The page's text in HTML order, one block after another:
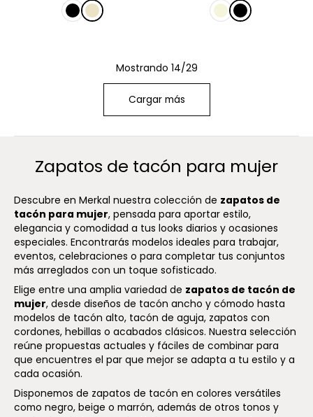
Mostrando 14/29
Cargar más
Zapatos de tacón para mujer
Descubre en Merkal nuestra colección de zapatos de
tacón para mujer, pensada para aportar estilo,
elegancia y comodidad a tus looks diarios y ocasiones
especiales. Encontrarás modelos ideales para trabajar,
eventos, celebraciones o para completar tus conjuntos
más arreglados con un toque sofisticado.
Elige entre una amplia variedad de zapatos de tacón de
mujer, desde diseños de tacón ancho y cómodo hasta
modelos de tacón alto, tacón de aguja, zapatos con
cordones, hebillas o acabados clásicos. Nuestra selección
reúne propuestas actuales y fáciles de combinar para
que encuentres el par que mejor se adapta a tu estilo y a
cada ocasión.
Disponemos de zapatos de tacón en colores versátiles
como negro, beige o marrón, además de otros tonos y